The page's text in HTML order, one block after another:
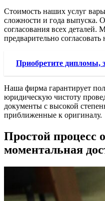
Стоимость наших услуг
сложности и года выпуска.
согласования всех
предварительно
Приобретите дипломы,
Наша фирма гарантирует
юридическую чистоту
документы с высокой
приближенные к оригиналу.
Простой процесс
моментальная